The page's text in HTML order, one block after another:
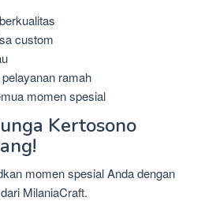
custom
ramah
momen spesial
Kertosono
momen spesial Anda dengan
MilaniaCraft.